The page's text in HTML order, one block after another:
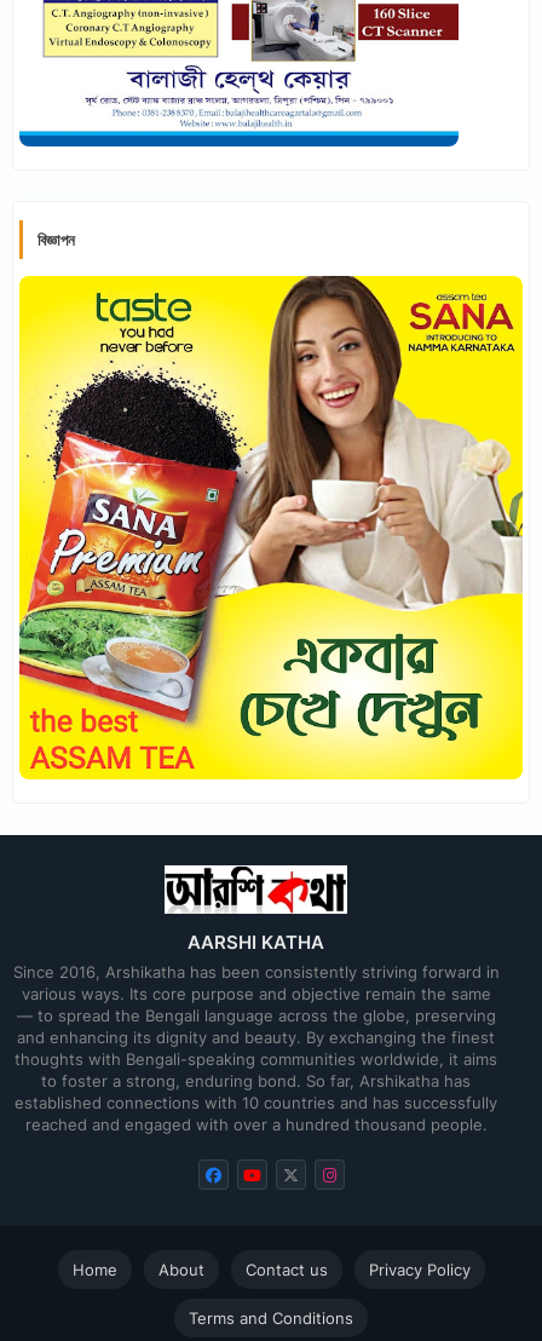
বিজ্ঞাপন
AARSHI KATHA
Since 2016, Arshikatha has been consistently striving forward in
various ways. Its core purpose and objective remain the same
— to spread the Bengali language across the globe, preserving
and enhancing its dignity and beauty. By exchanging the finest
thoughts with Bengali-speaking communities worldwide, it aims
to foster a strong, enduring bond. So far, Arshikatha has
established connections with 10 countries and has successfully
reached and engaged with over a hundred thousand people.
Home About Contact us Privacy Policy
Terms and Conditions